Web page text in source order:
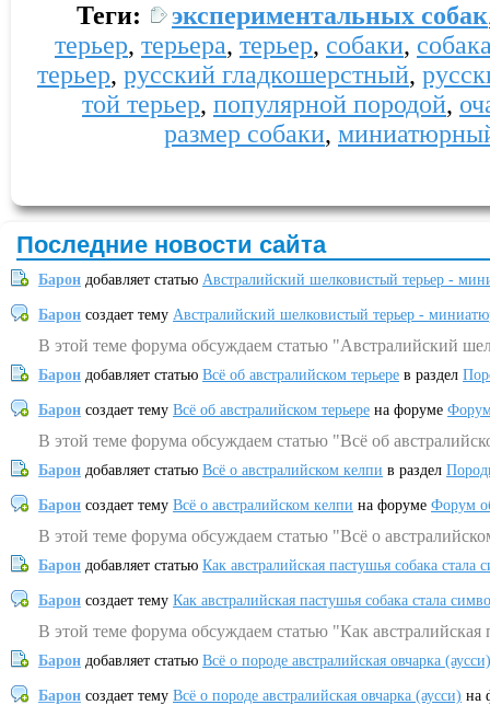
Теги: экспериментальных собак
терьер, терьера, терьер, собаки,
терьер, русский гладкошерстный,
той терьер, популярной породой,
размер собаки,
Последние новости сайта
Барон добавляет статью Австралийский шелковистый терьер -
Барон создает тему Австралийский шелковистый терьер -
В этой теме форума обсуждаем статью "Австралийский
Барон добавляет статью Всё об австралийском терьере в раздел
Барон создает тему Всё об австралийском терьере на форуме
В этой теме форума обсуждаем статью "Всё об
Барон добавляет статью Всё о австралийском келпи в раздел
Барон создает тему Всё о австралийском келпи на форуме Форум
В этой теме форума обсуждаем статью "Всё о
Барон добавляет статью Как австралийская пастушья собака
Барон создает тему Как австралийская пастушья собака стала
В этой теме форума обсуждаем статью "Как
Барон добавляет статью Всё о породе австралийская овчарка (аусси)
Барон создает тему Всё о породе австралийская овчарка (аусси) на